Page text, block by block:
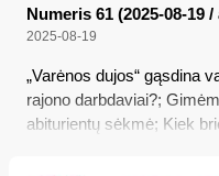
Numeris 61 (2025-08-19
2025-08-19
„Varėnos dujos“ gąsdina
rajono darbdaviai?;
abiturientų sėkmė; Kiek